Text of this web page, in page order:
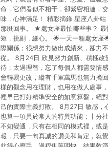
命，它們看似不相干，卻緊密相連，
味，心神滿足！ 精彩摘錄 星座八卦
那麼回事。 ★處女座最怕哪些事？
矩，挑剔，細心。 🌟一天一種處女座
際關係；很想努力做出成績來，卻力
從。 8月24日 欣見努力創新、積極改
待；太過理智，忘了每個人都需要情
會輕易更改，縱有千軍萬馬也無力挽
樣的觀念用在理財，也用在做人處事
裡早已打好精準安全的如意算盤，絕
己的實際主義打敗。 8月27日 敏感，
也算一項異於常人的特異功能；十分
不知變通，只有在相同的模式裡，或
報，只要一句真誠的讚美和肯定，就